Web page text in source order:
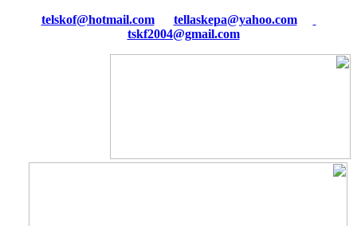
tellaskepa@yahoo.com
tskf2004@gmail.com